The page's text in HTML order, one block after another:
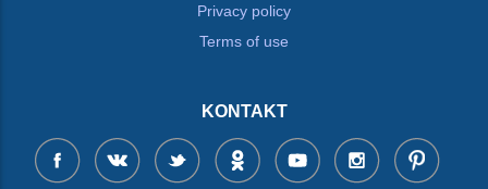
Privacy policy
Terms of use
KONTAKT